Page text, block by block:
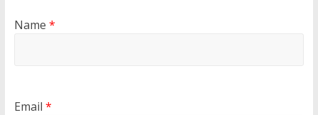
Name *
Email *